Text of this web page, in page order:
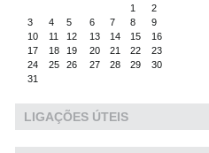
1
2
3
4 5 6 7 8
9
10
11 12 13 14 15
16
17
18 19 20 21 22
23
24
25 26 27 28 29
30
31
LIGAÇÕES ÚTEIS